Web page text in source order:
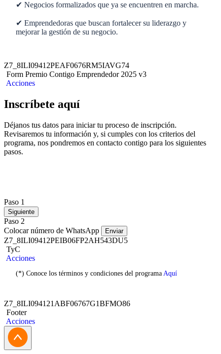
✔ Negocios formalizados que ya se encuentren en marcha.
✔ Emprendedoras que buscan fortalecer su liderazgo y
mejorar la gestión de su negocio.
Z7_8ILI09412PEAF0676RM5IAVG74
Form Premio Contigo Emprendedor 2025 v3
Acciones
Inscríbete aquí
Déjanos tus datos para iniciar tu proceso de inscripción.
Revisaremos tu información y, si cumples con los criterios del
programa, nos pondremos en contacto contigo para los siguientes
pasos.
Paso 1
Siguiente
Paso 2
Colocar número de WhatsApp
Enviar
Z7_8ILI09412PEIB06FP2AH543DU5
TyC
Acciones
(*) Conoce los términos y condiciones del programa Aquí
Z7_8ILI094121ABF06767G1BFMO86
Footer
Acciones